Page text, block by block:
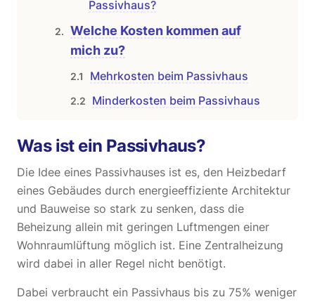
Passivhaus?
Welche Kosten kommen auf
mich zu?
Mehrkosten beim Passivhaus
Minderkosten beim Passivhaus
Was ist ein Passivhaus?
Die Idee eines Passivhauses ist es, den Heizbedarf
eines Gebäudes durch energieeffiziente Architektur
und Bauweise so stark zu senken, dass die
Beheizung allein mit geringen Luftmengen einer
Wohnraumlüftung möglich ist. Eine Zentralheizung
wird dabei in aller Regel nicht benötigt.
Dabei verbraucht ein Passivhaus bis zu 75% weniger